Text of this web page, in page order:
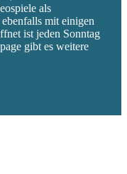
als
mit einigen
ist jeden Sonntag
gibt es weitere